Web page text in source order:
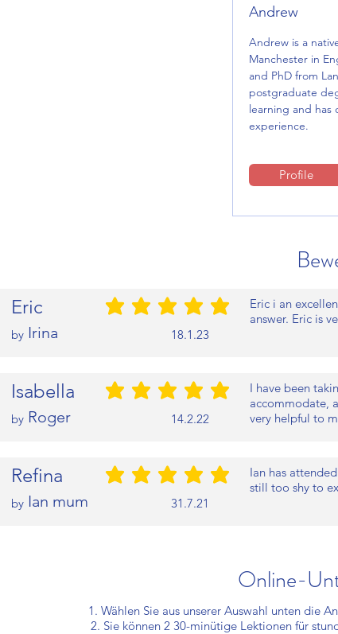
Andrew
Andrew is a
Manchester in
and PhD from
postgraduate
learning and has
experience.
Profile
Eric
by Irina 18.1.23
durchschnittliches Rating ist 5 von 5Eric i an
answer. Eric is
Isabella
by Roger 14.2.22
durchschnittliches Rating ist 5 von 5I have been
accommodate,
very helpful to
Refina
by Ian mum 31.7.21
durchschnittliches Rating ist 5 von 5Ian has
still too shy to
Online-
1. Wählen Sie aus unserer Auswahl unten die
2. Sie können 2 30-minütige Lektionen für